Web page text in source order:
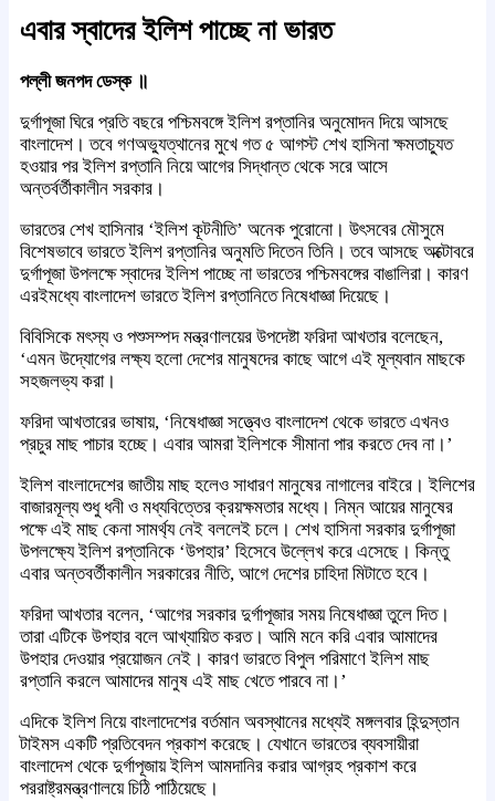
এবার স্বাদের ইলিশ পাচ্ছে না ভারত
পল্লী জনপদ ডেস্ক ॥
দুর্গাপূজা ঘিরে প্রতি বছরে পশ্চিমবঙ্গে ইলিশ রপ্তানির অনুমোদন দিয়ে আসছে
বাংলাদেশ। তবে গণঅভ্যুত্থানের মুখে গত ৫ আগস্ট শেখ হাসিনা ক্ষমতাচ্যুত
হওয়ার পর ইলিশ রপ্তানি নিয়ে আগের সিদ্ধান্ত থেকে সরে আসে
অন্তর্বর্তীকালীন সরকার।
ভারতের শেখ হাসিনার ‘ইলিশ কূটনীতি’ অনেক পুরোনো। উৎসবের মৌসুমে
বিশেষভাবে ভারতে ইলিশ রপ্তানির অনুমতি দিতেন তিনি। তবে আসছে অক্টোবরে
দুর্গাপূজা উপলক্ষে স্বাদের ইলিশ পাচ্ছে না ভারতের পশ্চিমবঙ্গের বাঙালিরা। কারণ
এরইমধ্যে বাংলাদেশ ভারতে ইলিশ রপ্তানিতে নিষেধাজ্ঞা দিয়েছে।
বিবিসিকে মৎস্য ও পশুসম্পদ মন্ত্রণালয়ের উপদেষ্টা ফরিদা আখতার বলেছেন,
‘এমন উদ্যোগের লক্ষ্য হলো দেশের মানুষদের কাছে আগে এই মূল্যবান মাছকে
সহজলভ্য করা।
ফরিদা আখতারের ভাষায়, ‘নিষেধাজ্ঞা সত্ত্বেও বাংলাদেশ থেকে ভারতে এখনও
প্রচুর মাছ পাচার হচ্ছে। এবার আমরা ইলিশকে সীমানা পার করতে দেব না।’
ইলিশ বাংলাদেশের জাতীয় মাছ হলেও সাধারণ মানুষের নাগালের বাইরে। ইলিশের
বাজারমূল্য শুধু ধনী ও মধ্যবিত্তের ক্রয়ক্ষমতার মধ্যে। নিম্ন আয়ের মানুষের
পক্ষে এই মাছ কেনা সামর্থ্য নেই বললেই চলে। শেখ হাসিনা সরকার দুর্গাপূজা
উপলক্ষ্যে ইলিশ রপ্তানিকে ‘উপহার’ হিসেবে উল্লেখ করে এসেছে। কিন্তু
এবার অন্তবর্তীকালীন সরকারের নীতি, আগে দেশের চাহিদা মিটাতে হবে।
ফরিদা আখতার বলেন, ‘আগের সরকার দুর্গাপূজার সময় নিষেধাজ্ঞা তুলে দিত।
তারা এটিকে উপহার বলে আখ্যায়িত করত। আমি মনে করি এবার আমাদের
উপহার দেওয়ার প্রয়োজন নেই। কারণ ভারতে বিপুল পরিমাণে ইলিশ মাছ
রপ্তানি করলে আমাদের মানুষ এই মাছ খেতে পারবে না।’
এদিকে ইলিশ নিয়ে বাংলাদেশের বর্তমান অবস্থানের মধ্যেই মঙ্গলবার হিন্দুস্তান
টাইমস একটি প্রতিবেদন প্রকাশ করেছে। যেখানে ভারতের ব্যবসায়ীরা
বাংলাদেশ থেকে দুর্গাপূজায় ইলিশ আমদানির করার আগ্রহ প্রকাশ করে
পররাষ্ট্রমন্ত্রণালয়ে চিঠি পাঠিয়েছে।